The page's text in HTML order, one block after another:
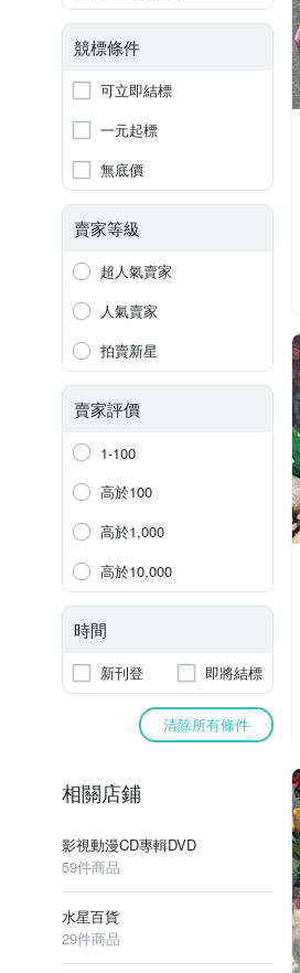
競標條件
可立即結標
一元起標
無底價
賣家等級
超人氣賣家
人氣賣家
拍賣新星
賣家評價
1-100
高於100
高於1,000
高於10,000
時間
新刊登 即將結標
清除所有條件
相關店鋪
影視動漫CD專輯DVD
59件商品
水星百貨
29件商品